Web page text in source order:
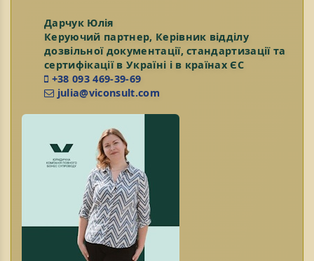
Дарчук Юлія
Керуючий партнер, Керівник відділу
дозвільної документації, стандартизації та
сертифікації в Україні і в країнах ЄС
+38 093 469-39-69
julia@viconsult.com